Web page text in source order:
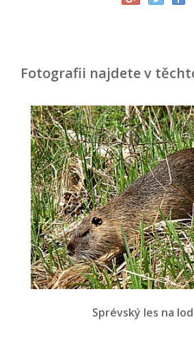
Fotografii najdete v
Sprévský les na